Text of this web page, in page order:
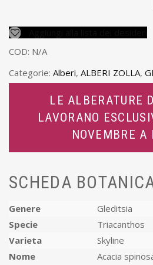
COD: N/A
Categorie: Alberi, ALBERI ZOLLA,
LE ALBERATURE
LAVORANO
NOVEMBRE A
SCHEDA
Genere
Gleditsia
Specie
Triacanthos
Varieta
Skyline
Nome
Acacia